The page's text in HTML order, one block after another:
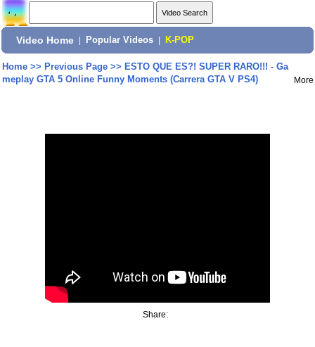
Video Home Popular Videos K-POP
Home>> Previous Page>> ESTO QUE ES?! SUPER RARO!!! - Ga
meplay GTA 5 Online Funny Moments (Carrera GTA V PS4)
More
Share: